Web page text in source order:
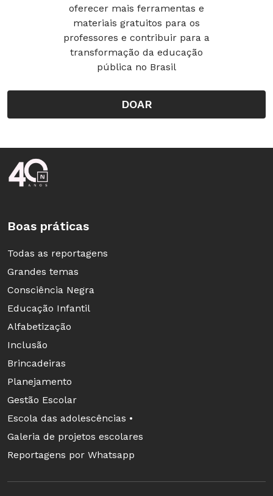
oferecer mais ferramentas e
materiais gratuitos para os
professores e contribuir para a
transformação da educação
pública no Brasil
DOAR
Rodapé da Nova Escola
Boas práticas
Todas as reportagens
Grandes temas
Consciência Negra
Educação Infantil
Alfabetização
Inclusão
Brincadeiras
Planejamento
Gestão Escolar
Escola das adolescências •
Galeria de projetos escolares
Reportagens por Whatsapp